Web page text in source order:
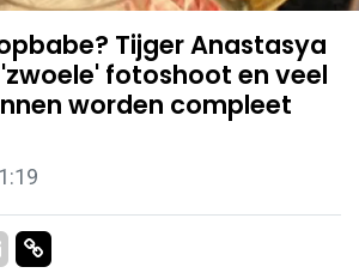
Tijger Anastasya
fotoshoot en veel
worden compleet
op Whatsapp
Delen via Mail
Delen via link